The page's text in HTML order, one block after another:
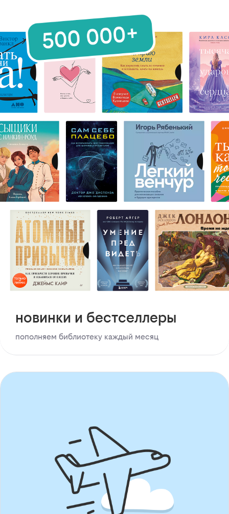
новинки и бестселлеры
пополняем библиотеку каждый месяц